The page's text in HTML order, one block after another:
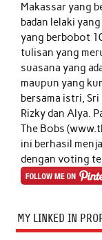
Makassar yang
badan lelaki
yang berbobot
tulisan yang
suasana yang
maupun yang
bersama istri,
Rizky dan Alya.
The Bobs
ini berhasil
dengan voting
MY LINKED IN